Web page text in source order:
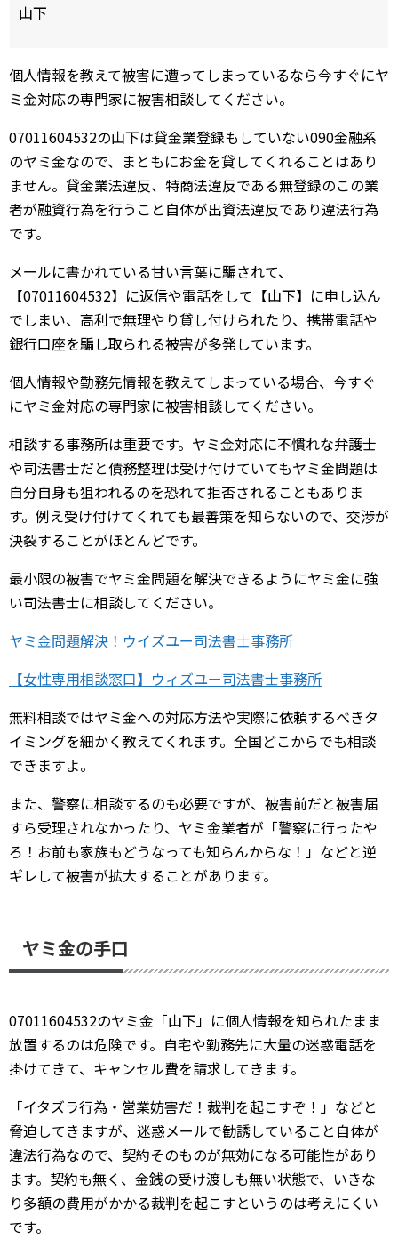
山下
個人情報を教えて被害に遭ってしまっているなら今すぐにヤ
ミ金対応の専門家に被害相談してください。
07011604532の山下は貸金業登録もしていない090金融系
のヤミ金なので、まともにお金を貸してくれることはあり
ません。貸金業法違反、特商法違反である無登録のこの業
者が融資行為を行うこと自体が出資法違反であり違法行為
です。
メールに書かれている甘い言葉に騙されて、
【07011604532】に返信や電話をして【山下】に申し込ん
でしまい、高利で無理やり貸し付けられたり、携帯電話や
銀行口座を騙し取られる被害が多発しています。
個人情報や勤務先情報を教えてしまっている場合、今すぐ
にヤミ金対応の専門家に被害相談してください。
相談する事務所は重要です。ヤミ金対応に不慣れな弁護士
や司法書士だと債務整理は受け付けていてもヤミ金問題は
自分自身も狙われるのを恐れて拒否されることもありま
す。例え受け付けてくれても最善策を知らないので、交渉が
決裂することがほとんどです。
最小限の被害でヤミ金問題を解決できるようにヤミ金に強
い司法書士に相談してください。
ヤミ金問題解決！ウイズユー司法書士事務所
【女性専用相談窓口】ウィズユー司法書士事務所
無料相談ではヤミ金への対応方法や実際に依頼するべきタ
イミングを細かく教えてくれます。全国どこからでも相談
できますよ。
また、警察に相談するのも必要ですが、被害前だと被害届
すら受理されなかったり、ヤミ金業者が「警察に行ったや
ろ！お前も家族もどうなっても知らんからな！」などと逆
ギレして被害が拡大することがあります。
ヤミ金の手口
07011604532のヤミ金「山下」に個人情報を知られたまま
放置するのは危険です。自宅や勤務先に大量の迷惑電話を
掛けてきて、キャンセル費を請求してきます。
「イタズラ行為・営業妨害だ！裁判を起こすぞ！」などと
脅迫してきますが、迷惑メールで勧誘していること自体が
違法行為なので、契約そのものが無効になる可能性があり
ます。契約も無く、金銭の受け渡しも無い状態で、いきな
り多額の費用がかかる裁判を起こすというのは考えにくい
です。